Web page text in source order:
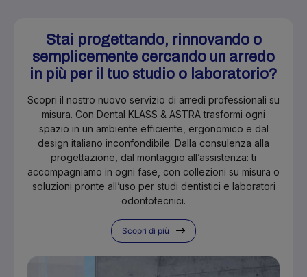
Stai progettando, rinnovando o
semplicemente cercando un arredo
in più per il tuo studio o laboratorio?
Scopri il nostro nuovo servizio di arredi professionali su
misura. Con Dental KLASS & ASTRA trasformi ogni
spazio in un ambiente efficiente, ergonomico e dal
design italiano inconfondibile. Dalla consulenza alla
progettazione, dal montaggio all’assistenza: ti
accompagniamo in ogni fase, con collezioni su misura o
soluzioni pronte all’uso per studi dentistici e laboratori
odontotecnici.
Scopri di più